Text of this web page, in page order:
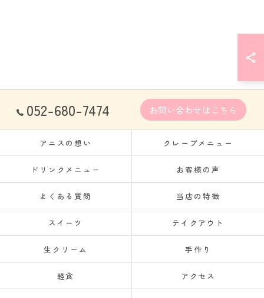
052-680-7474 お問い合わせはこちら
アニスの想い クレープメニュー
ドリンクメニュー お客様の声
よくある質問 当店の特徴
スイーツ テイクアウト
生クリーム 手作り
軽食 アクセス